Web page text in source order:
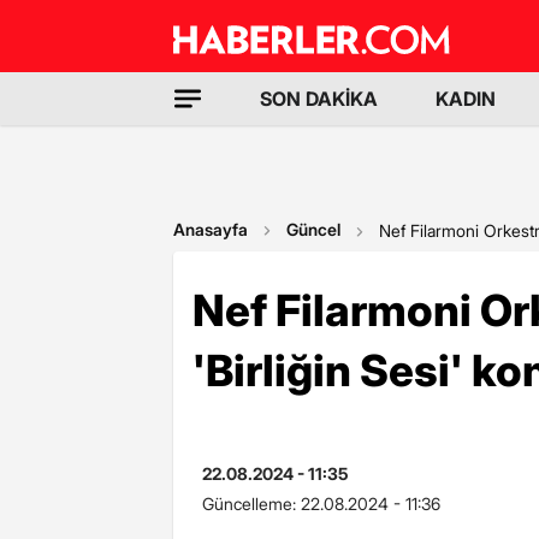
SON DAKİKA KADIN
Anasayfa Güncel Nef Filarmoni
Nef Filarmoni
'Birliğin Sesi'
22.08.2024 - 11:35
Güncelleme: 22.08.2024 - 11:36